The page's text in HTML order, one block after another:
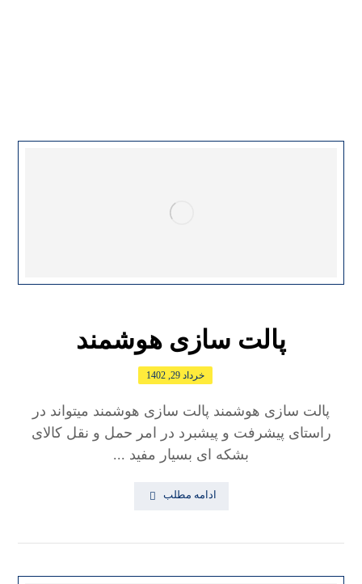
پالت سازی هوشمند
خرداد 29, 1402
پالت سازی هوشمند پالت سازی هوشمند میتواند در
راستای پیشرفت و پیشبرد در امر حمل و نقل کالای
بشکه ای بسیار مفید ...
ادامه مطلب